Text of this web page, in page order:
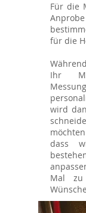
Für die
für die
Ihr
wird
dass
Mal zu